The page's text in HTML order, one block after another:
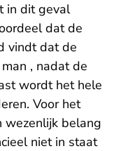
in dit geval
dat de
vindt dat de
, nadat de
wordt het hele
Voor het
wezenlijk belang
niet in staat